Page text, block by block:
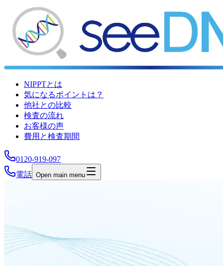
NIPPTとは
気になるポイントは？
他社との比較
検査の流れ
お客様の声
費用と検査期間
0120-919-097
電話 Open main menu